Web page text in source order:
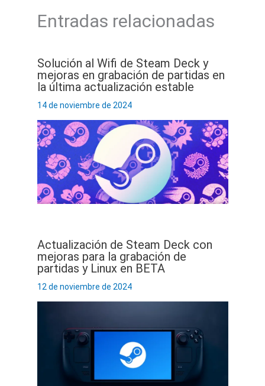
Entradas relacionadas
Solución al Wifi de Steam Deck y
mejoras en grabación de partidas en
la última actualización estable
14 de noviembre de 2024
Actualización de Steam Deck con
mejoras para la grabación de
partidas y Linux en BETA
12 de noviembre de 2024